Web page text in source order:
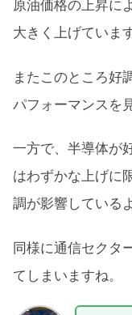
原油価格の上昇に
大きく上げています
またこのところ好
パフォーマンスを
一方で、半導体が
はわずかな上げに
調が影響している
同様に通信セクタ
てしまいますね。